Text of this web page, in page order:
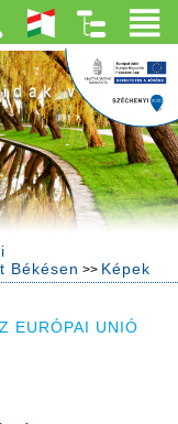
Békésen >> Képek
EURÓPAI UNIÓ